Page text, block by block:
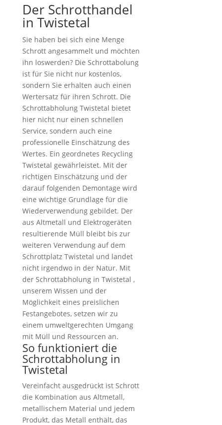
Der Schrotthandel
in Twistetal
Sie haben bei sich eine Menge
Schrott angesammelt und möchten
ihn loswerden? Die Schrottabolung
ist für Sie nicht nur kostenlos,
sondern Sie erhalten auch einen
Wertersatz für ihren Schrott. Die
Schrottabholung Twistetal bietet
hier nicht nur einen schnellen
Service, sondern auch eine
professionelle Einschätzung des
Wertes. Ein geordnetes Recycling
Twistetal gewährleistet. Mit der
richtigen Einschätzung und der
darauf folgenden Demontage wird
eine wichtige Grundlage für die
Wiederverwendung gebildet. Der
aus Altmetall und Elektrogeräten
resultierende Müll bleibt bis zur
weiteren Verwendung auf dem
Schrottplatz Twistetal und landet
nicht irgendwo in der Natur. Mit
der Schrottabholung in Twistetal ,
unserem Wissen und der
Möglichkeit eines preislichen
Festangebotes, setzen wir zu
einem umweltgerechten Umgang
mit Müll und Ressourcen an.
So funktioniert die
Schrottabholung in
Twistetal
Vereinfacht ausgedrückt ist Schrott
die Kombination aus Altmetall,
metallischem Material und jedem
Produkt, das Metall enthält, das